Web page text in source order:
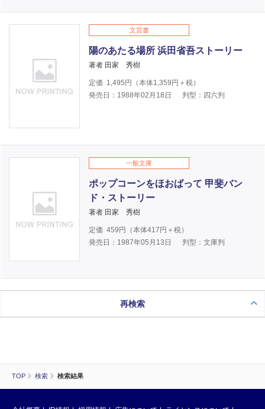
TOP 検索 検索結果
文芸書
陽のあたる場所 浜田省吾ストーリー
著者 田家 秀樹
定価 1,495 円（本体1,359 円＋税）
発売日：1988年02月18日
判型：四六判
一般文庫
ポップコーンをほおばって 甲斐バン
ド・ストーリー
著者 田家 秀樹
定価 459 円（本体417 円＋税）
発売日：1987年05月13日
判型：文庫判
再検索